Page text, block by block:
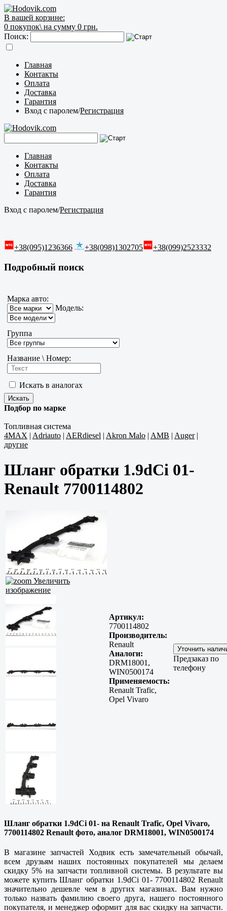
В вашей корзине:
0 покупок\ на сумму 0 грн.
Поиск:
Главная
Контакты
Оплата
Доставка
Гарантия
Вход с паролем/Регистрация
Главная
Контакты
Оплата
Доставка
Гарантия
Вход с паролем/Регистрация
+38(095)1236366 +38(098)1302705 +38(099)2523332
Подробный поиск
Марка авто:
Модель:
Группа
Название \ Номер:
Искать в аналогах
Подбор по марке
Топливная система
4MAX | Adriauto | AERdiesel | Akron Malo | AMB | Auger|
другие
Шланг обратки 1.9dCi 01-
Renault 7700114802
Увеличить
изображение
Артикул:
7700114802
Производитель:
Renault
Аналоги:
DRM18001,
WIN0500174
Применяемость:
Renault Trafic,
Opel Vivaro
Предзаказ по
телефону
Шланг обратки 1.9dCi 01- на Renault Trafic, Opel Vivaro,
7700114802 Renault фото, аналог DRM18001, WIN0500174
В магазине запчастей Ходвик есть замечательный обычай,
всем друзьям наших постоянных покупателей мы делаем
скидку 5% на запчасти топливной системы. В результате вы
можете купить Шланг обратки 1.9dCi 01- 7700114802 Renault
значительно дешевле чем в других магазинах. Вам нужно
только назвать фамилию своего друга, нашего постоянного
покупателя, и менеджер оформит для вас скидку на запчасти.